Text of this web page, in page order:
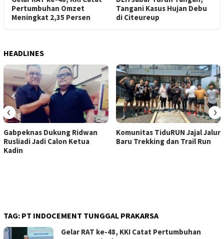
Pertumbuhan Omzet
Meningkat 2,35 Persen
Tangani Kasus Hujan Debu
di Citeureup
HEADLINES
Gabpeknas Dukung Ridwan
Rusliadi Jadi Calon Ketua
Kadin
Komunitas TiduRUN Jajal Jalur
Baru Trekking dan Trail Run
‹ ›
TAG: PT INDOCEMENT TUNGGAL PRAKARSA
Gelar RAT ke-48, KKI Catat Pertumbuhan